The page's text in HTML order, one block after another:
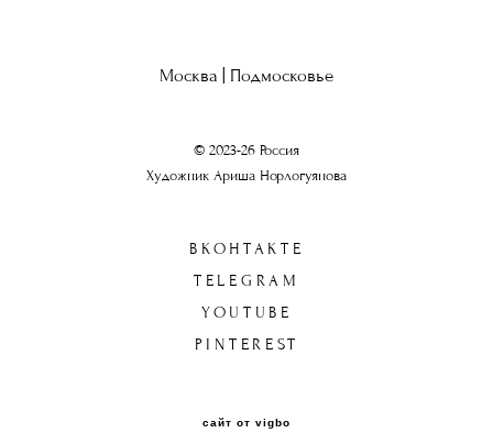
Москва | Подмосковье
© 2023-26 Россия
Художник Ариша Норлогуянова
ВКОНТАКТЕ
TELEGRAM
YOUTUBE
PINTEREST
сайт от vigbo